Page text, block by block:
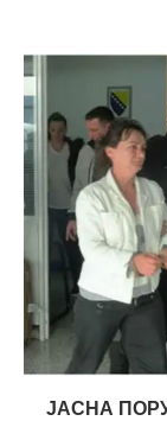
ЈАСНА